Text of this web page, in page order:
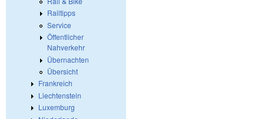
Railtipps
Service
Öffentlicher
Nahverkehr
Übernachten
Übersicht
Frankreich
Liechtenstein
Luxemburg